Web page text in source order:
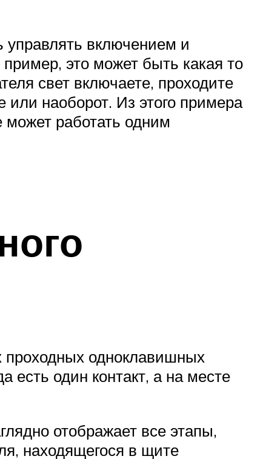
включением и
это может быть какая то
свет включаете, проходите
наоборот. Из этого примера
работать одним
проходных одноклавишных
есть один контакт, а на месте
отображает все этапы,
находящегося в щите